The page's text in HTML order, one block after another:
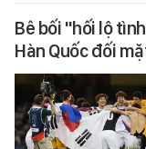
Bê bối "hối lộ
Hàn Quốc đối